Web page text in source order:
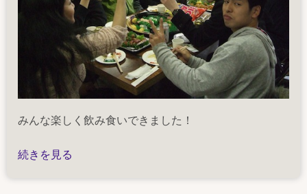
みんな楽しく飲み食いできました！
花
続きを見る